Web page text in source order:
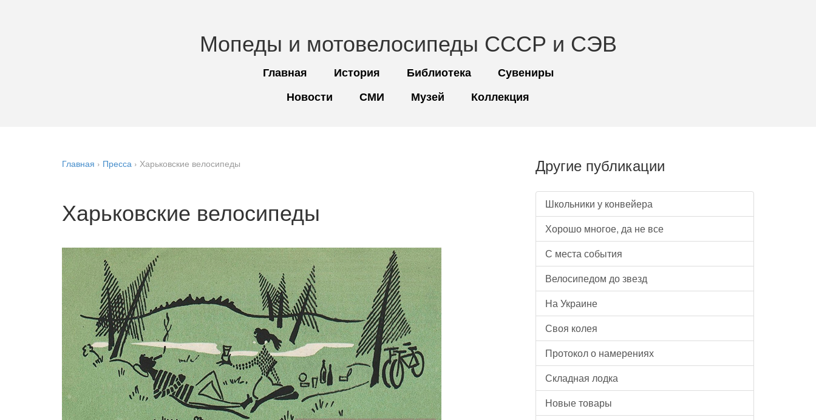
Мопеды и мотовелосипеды СССР и СЭВ
Главная История Библиотека
Сувениры
Новости
СМИ Музей Коллекция
Главная › Пресса › Харьковские велосипеды
Харьковские велосипеды
Другие публикации
Школьники у конвейера
Хорошо многое, да не все
С места события
Велосипедом до звезд
На Украине
Своя колея
Протокол о намерениях
Складная лодка
Новые товары